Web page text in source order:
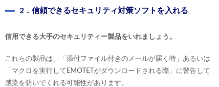
2．信頼できるセキュリティ対策ソフトを入れる
信用できる大手のセキュリティー製品をいれましょう。
これらの製品は、「添付ファイル付きのメールが届く時」あるいは
「マクロを実行してEMOTETがダウンロードされる際」に警告して
感染を防いでくれる可能性があります。